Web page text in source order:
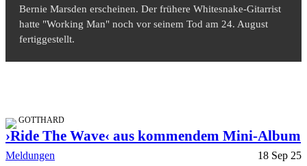
Bernie Marsden erscheinen. Der frühere Whitesnake-Gitarrist
hatte "Working Man" noch vor seinem Tod am 24. August
fertiggestellt.
GOTTHARD
›Ride The Wave‹ aus kommendem Mini-Album
Meldungen 18 Sep 25